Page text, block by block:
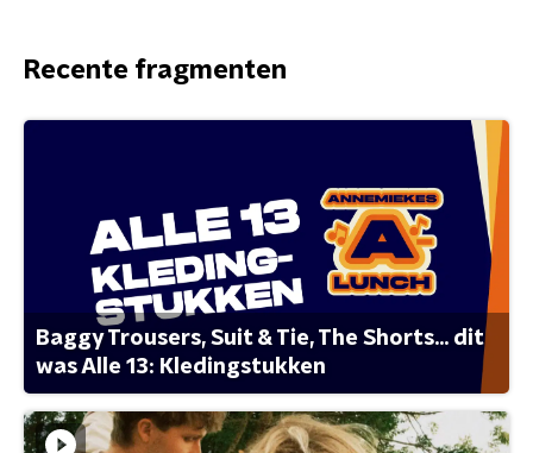
Recente fragmenten
Baggy Trousers, Suit & Tie, The Shorts... dit
was Alle 13: Kledingstukken